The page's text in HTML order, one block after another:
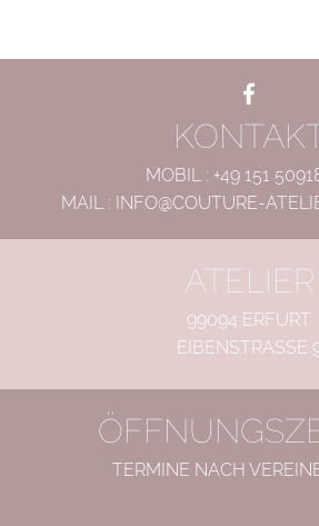
F+
Facebook
MOBIL : +49 151
MAIL : INFO@COUTURE-
ATELIER
99094 ERFURT
EIBENSTRASSE
TERMINE NACH